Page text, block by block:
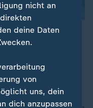
Kindergeld und
sinkt. Kranken-
nicht an
deine Daten
von
uns, dein
dich anzupassen